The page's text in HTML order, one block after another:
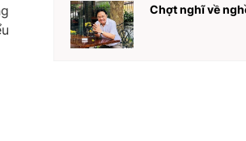
Chợt nghĩ về